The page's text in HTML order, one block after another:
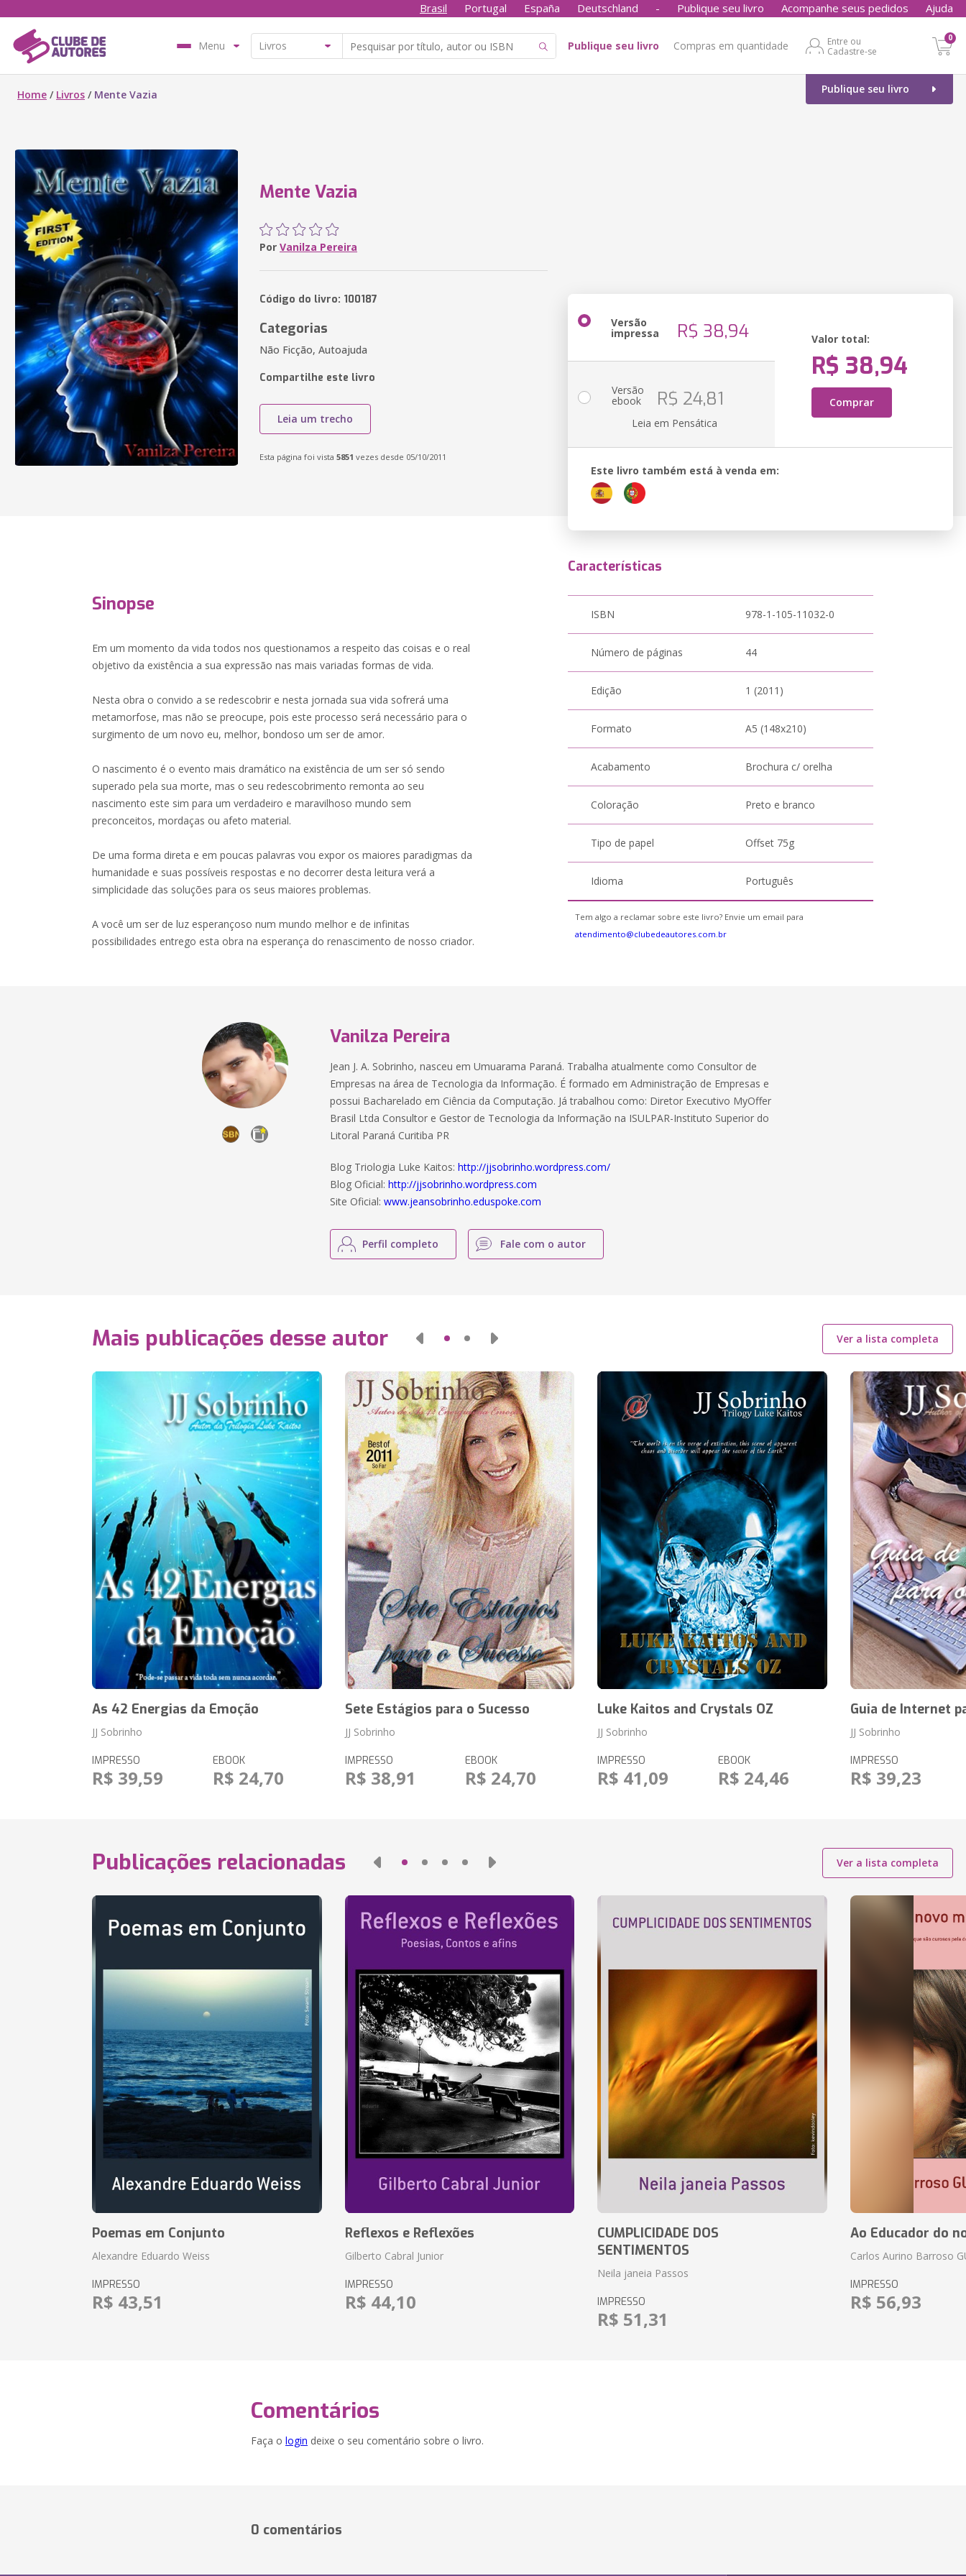
Brasil Portugal España Deutschland - Publique seu livro Acompanhe seus pedidos Ajuda
Menu Publique seu livro Compras em quantidade
Entre ou
Cadastre-se
0
Publique seu livro
Home / Livros / Mente Vazia
Mente Vazia
Por Vanilza Pereira
Código do livro: 100187
Categorias
Não Ficção, Autoajuda
Compartilhe este livro
Leia um trecho
Esta página foi vista 5851 vezes desde 05/10/2011
Versão
impressa R$ 38,94 Valor total:
R$ 38,94
Comprar
Versão
ebook R$ 24,81
Leia em Pensática
Este livro também está à venda em:
Sinopse
Em um momento da vida todos nos questionamos a respeito das coisas e o real
objetivo da existência a sua expressão nas mais variadas formas de vida.
Nesta obra o convido a se redescobrir e nesta jornada sua vida sofrerá uma
metamorfose, mas não se preocupe, pois este processo será necessário para o
surgimento de um novo eu, melhor, bondoso um ser de amor.
O nascimento é o evento mais dramático na existência de um ser só sendo
superado pela sua morte, mas o seu redescobrimento remonta ao seu
nascimento este sim para um verdadeiro e maravilhoso mundo sem
preconceitos, mordaças ou afeto material.
De uma forma direta e em poucas palavras vou expor os maiores paradigmas da
humanidade e suas possíveis respostas e no decorrer desta leitura verá a
simplicidade das soluções para os seus maiores problemas.
A você um ser de luz esperançoso num mundo melhor e de infinitas
possibilidades entrego esta obra na esperança do renascimento de nosso criador.
Características
ISBN 978-1-105-11032-0
Número de páginas 44
Edição 1 (2011)
Formato A5 (148x210)
Acabamento Brochura c/ orelha
Coloração Preto e branco
Tipo de papel Offset 75g
Idioma Português
Tem algo a reclamar sobre este livro? Envie um email para
atendimento@clubedeautores.com.br
Vanilza Pereira
Jean J. A. Sobrinho, nasceu em Umuarama Paraná. Trabalha atualmente como Consultor de
Empresas na área de Tecnologia da Informação. É formado em Administração de Empresas e
possui Bacharelado em Ciência da Computação. Já trabalhou como: Diretor Executivo MyOffer
Brasil Ltda Consultor e Gestor de Tecnologia da Informação na ISULPAR-Instituto Superior do
Litoral Paraná Curitiba PR
Blog Triologia Luke Kaitos:http://jjsobrinho.wordpress.com/
Blog Oficial:http://jjsobrinho.wordpress.com
Site Oficial:www.jeansobrinho.eduspoke.com
Perfil completo Fale com o autor
Mais publicações desse autor Ver a lista completa
As 42 Energias da Emoção
JJ Sobrinho
IMPRESSO
R$ 39,59
EBOOK
R$ 24,70
Sete Estágios para o Sucesso
JJ Sobrinho
IMPRESSO
R$ 38,91
EBOOK
R$ 24,70
Luke Kaitos and Crystals OZ
JJ Sobrinho
IMPRESSO
R$ 41,09
EBOOK
R$ 24,46
Guia de Internet
JJ Sobrinho
IMPRESSO
R$ 39,23
Publicações relacionadas Ver a lista completa
Poemas em Conjunto
Alexandre Eduardo Weiss
IMPRESSO
R$ 43,51
Reflexos e Reflexões
Gilberto Cabral Junior
IMPRESSO
R$ 44,10
CUMPLICIDADE DOS
SENTIMENTOS
Neila janeia Passos
IMPRESSO
R$ 51,31
Ao Educador do
Carlos Aurino Barroso
IMPRESSO
R$ 56,93
Comentários
Faça o login deixe o seu comentário sobre o livro.
0 comentários